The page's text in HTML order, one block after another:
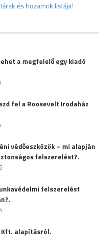
és hozamok listája!
a megfelelő egy kiadó
fel a Roosevelt Irodaház
védőeszközök – mi alapján
felszerelést?.
felszerelést
alapításról.